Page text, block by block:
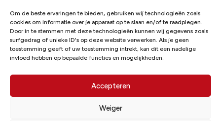
Om de beste ervaringen te bieden, gebruiken wij technologieën zoals
cookies om informatie over je apparaat op te slaan en/of te raadplegen.
Door in te stemmen met deze technologieën kunnen wij gegevens zoals
surfgedrag of unieke ID's op deze website verwerken. Als je geen
toestemming geeft of uw toestemming intrekt, kan dit een nadelige
invloed hebben op bepaalde functies en mogelijkheden.
Accepteren
Weiger
A12 Shopping – Winkel- &
Belevingscentrum
Boomsesteenweg 37
2627, Schelle
België
info@a12shopping.be
Menu
Bereikbaarheid
Openingsuren:
Maandag –
Zaterdag 10:00
gesloten